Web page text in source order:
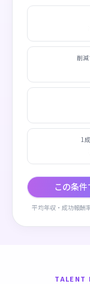
削
1
この条
平均年収・成功報酬
TALENT